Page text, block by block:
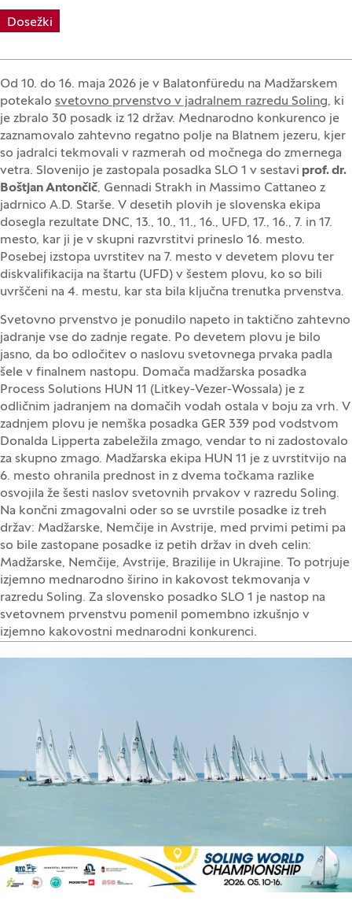
Dosežki
Od 10. do 16. maja 2026 je v Balatonfüredu na Madžarskem
potekalo svetovno prvenstvo v jadralnem razredu Soling, ki
je zbralo 30 posadk iz 12 držav. Mednarodno konkurenco je
zaznamovalo zahtevno regatno polje na Blatnem jezeru, kjer
so jadralci tekmovali v razmerah od močnega do zmernega
vetra. Slovenijo je zastopala posadka SLO 1 v sestavi prof. dr.
Boštjan Antončič, Gennadi Strakh in Massimo Cattaneo z
jadrnico A.D. Starše. V desetih plovih je slovenska ekipa
dosegla rezultate DNC, 13., 10., 11., 16., UFD, 17., 16., 7. in 17.
mesto, kar ji je v skupni razvrstitvi prineslo 16. mesto.
Posebej izstopa uvrstitev na 7. mesto v devetem plovu ter
diskvalifikacija na štartu (UFD) v šestem plovu, ko so bili
uvrščeni na 4. mestu, kar sta bila ključna trenutka prvenstva.
Svetovno prvenstvo je ponudilo napeto in taktično zahtevno
jadranje vse do zadnje regate. Po devetem plovu je bilo
jasno, da bo odločitev o naslovu svetovnega prvaka padla
šele v finalnem nastopu. Domača madžarska posadka
Process Solutions HUN 11 (Litkey-Vezer-Wossala) je z
odličnim jadranjem na domačih vodah ostala v boju za vrh. V
zadnjem plovu je nemška posadka GER 339 pod vodstvom
Donalda Lipperta zabeležila zmago, vendar to ni zadostovalo
za skupno zmago. Madžarska ekipa HUN 11 je z uvrstitvijo na
6. mesto ohranila prednost in z dvema točkama razlike
osvojila že šesti naslov svetovnih prvakov v razredu Soling.
Na končni zmagovalni oder so se uvrstile posadke iz treh
držav: Madžarske, Nemčije in Avstrije, med prvimi petimi pa
so bile zastopane posadke iz petih držav in dveh celin:
Madžarske, Nemčije, Avstrije, Brazilije in Ukrajine. To potrjuje
izjemno mednarodno širino in kakovost tekmovanja v
razredu Soling. Za slovensko posadko SLO 1 je nastop na
svetovnem prvenstvu pomenil pomembno izkušnjo v
izjemno kakovostni mednarodni konkurenci.